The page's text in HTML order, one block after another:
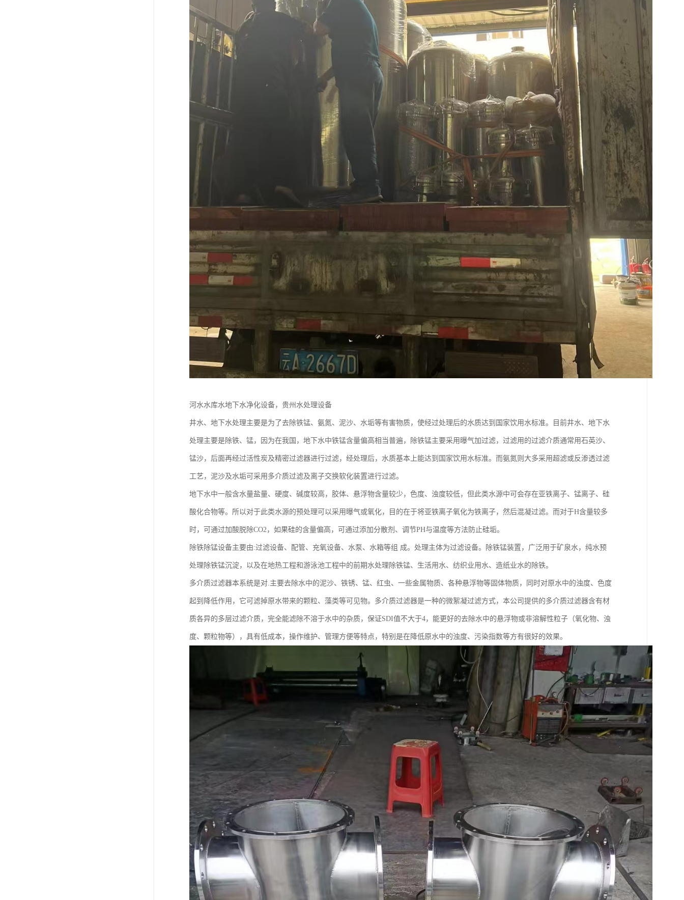
河水水库水地下水净化设备，贵州水处理设备
井水、地下水处理主要是为了去除铁锰、氨氮、泥沙、水垢等有害物质，使经过处理后的水质达到国家饮用水标准。目前井水、地下水
处理主要是除铁、锰，因为在我国，地下水中铁锰含量偏高相当普遍，除铁锰主要采用曝气加过滤，过滤用的过滤介质通常用石英沙、
锰沙，后面再经过活性炭及精密过滤器进行过滤，经处理后，水质基本上能达到国家饮用水标准。而氨氮则大多采用超滤或反渗透过滤
工艺，泥沙及水垢可采用多介质过滤及离子交换软化装置进行过滤。
地下水中一般含水量盐量、硬度、碱度较高，胶体、悬浮物含量较少，色度、浊度较低，但此类水源中可会存在亚铁离子、锰离子、硅
酸化合物等。所以对于此类水源的预处理可以采用曝气或氧化，目的在于将亚铁离子氧化为铁离子，然后混凝过滤。而对于H含量较多
时，可通过加酸脱除CO2，如果硅的含量偏高，可通过添加分散剂、调节PH与温度等方法防止硅垢。
除铁除锰设备主要由:过滤设备、配管、充氧设备、水泵、水箱等组 成。处理主体为过滤设备。除铁锰装置，广泛用于矿泉水，纯水预
处理除铁锰沉淀，以及在地热工程和游泳池工程中的前期水处理除铁锰、生活用水、纺织业用水、造纸业水的除铁。
多介质过滤器本系统是对.主要去除水中的泥沙、铁锈、锰、红虫、一些金属物质、各种悬浮物等固体物质，同时对原水中的浊度、色度
起到降低作用，它可滤掉原水带来的颗粒、藻类等可见物。多介质过滤器是一种的微絮凝过滤方式，本公司提供的多介质过滤器含有材
质各异的多层过滤介质，完全能滤除不溶于水中的杂质，保证SDI值不大于4，能更好的去除水中的悬浮物或非溶解性粒子（氧化物、浊
度、颗粒物等），具有低成本，操作维护、管理方便等特点，特别是在降低原水中的浊度、污染指数等方有很好的效果。